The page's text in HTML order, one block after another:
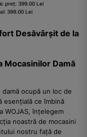
preț: 399.00 Lei
399.00 Lei
Desăvârșit de la
Mocasinilor Damă
ocupă un loc de
esențială ce îmbină
WOJAS, înțelegem
noastră de mocasini
nostru față de